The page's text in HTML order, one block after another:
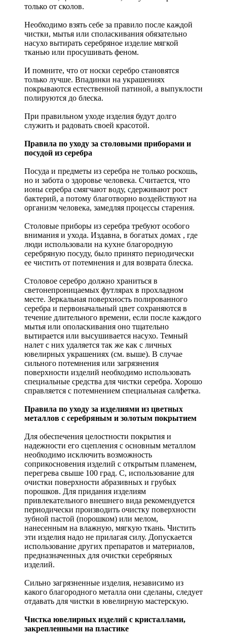
только от сколов.
Необходимо взять себе за правило после каждой
чистки, мытья или споласкивания обязательно
насухо вытирать серебряное изделие мягкой
тканью или просушивать феном.
И помните, что от носки серебро становятся
только лучше. Впадинки на украшениях
покрываются естественной патиной, а выпуклости
полируются до блеска.
При правильном уходе изделия будут долго
служить и радовать своей красотой.
Правила по уходу за столовыми приборами и
посудой из серебра
Посуда и предметы из серебра не только роскошь,
но и забота о здоровье человека. Считается, что
ионы серебра смягчают воду, сдерживают рост
бактерий, а потому благотворно воздействуют на
организм человека, замедляя процессы старения.
Столовые приборы из серебра требуют особого
внимания и ухода. Издавна, в богатых домах , где
люди использовали на кухне благородную
серебряную посуду, было принято периодически
ее чистить от потемнения и для возврата блеска.
Столовое серебро должно храниться в
светонепроницаемых футлярах в прохладном
месте. Зеркальная поверхность полированного
серебра и первоначальный цвет сохраняются в
течение длительного времени, если после каждого
мытья или ополаскивания оно тщательно
вытирается или высушивается насухо. Темный
налет с них удаляется так же как с личных
ювелирных украшениях (см. выше). В случае
сильного потемнения или загрязнения
поверхности изделий необходимо использовать
специальные средства для чистки серебра. Хорошо
справляется с потемнением специальная салфетка.
Правила по уходу за изделиями из цветных
металлов с серебряным и золотым покрытием
Для обеспечения целостности покрытия и
надежности его сцепления с основным металлом
необходимо исключить возможность
соприкосновения изделий с открытым пламенем,
перегрева свыше 100 град. С, использование для
очистки поверхности абразивных и грубых
порошков. Для придания изделиям
привлекательного внешнего вида рекомендуется
периодически производить очистку поверхности
зубной пастой (порошком) или мелом,
нанесенным на влажную, мягкую ткань. Чистить
эти изделия надо не прилагая силу. Допускается
использование других препаратов и материалов,
предназначенных для очистки серебряных
изделий.
Сильно загрязненные изделия, независимо из
какого благородного металла они сделаны, следует
отдавать для чистки в ювелирную мастерскую.
Чистка ювелирных изделий с кристаллами,
закрепленными на пластике